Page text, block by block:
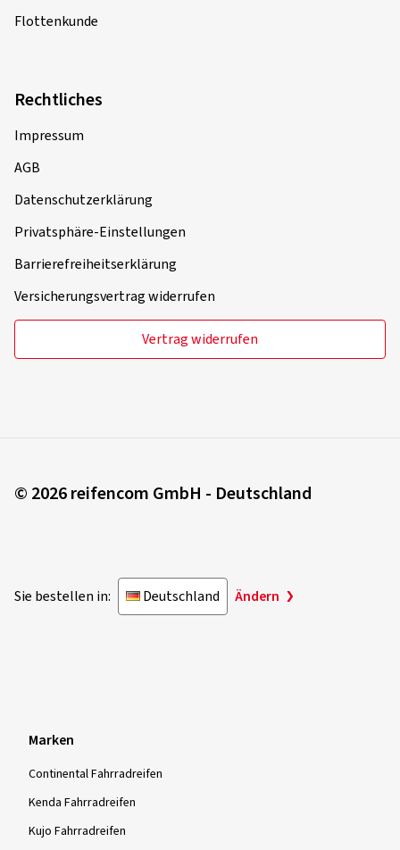
Flottenkunde
Rechtliches
Impressum
AGB
Datenschutzerklärung
Privatsphäre-Einstellungen
Barrierefreiheitserklärung
Versicherungsvertrag widerrufen
Vertrag widerrufen
© 2026 reifencom GmbH - Deutschland
Sie bestellen in: Deutschland Ändern
Marken
Continental Fahrradreifen
Kenda Fahrradreifen
Kujo Fahrradreifen